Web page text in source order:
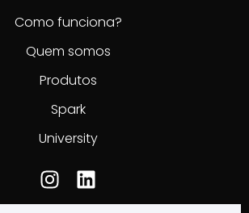
Como funciona?
Quem somos
Produtos
Spark
University